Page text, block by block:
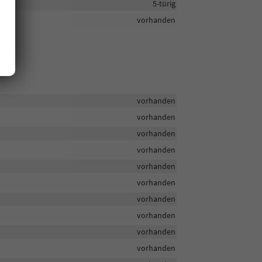
5-türig
vorhanden
vorhanden
vorhanden
vorhanden
vorhanden
vorhanden
vorhanden
vorhanden
vorhanden
vorhanden
vorhanden